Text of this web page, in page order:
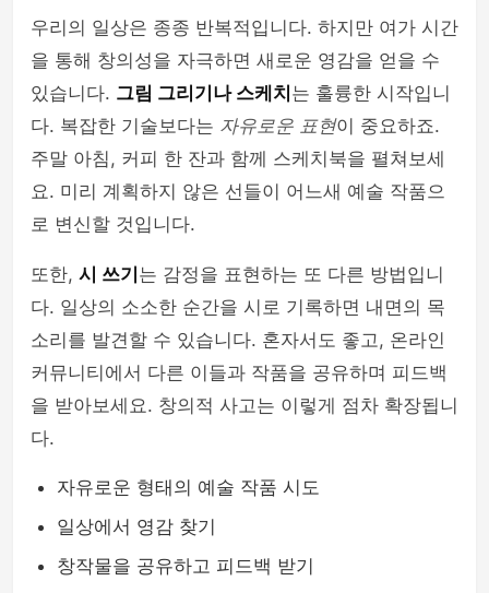
우리의 일상은 종종 반복적입니다. 하지만 여가 시간
을 통해 창의성을 자극하면 새로운 영감을 얻을 수
있습니다. 그림 그리기나 스케치 는 훌륭한 시작입니
다. 복잡한 기술보다는 자유로운 표현이 중요하죠.
주말 아침, 커피 한 잔과 함께 스케치북을 펼쳐보세
요. 미리 계획하지 않은 선들이 어느새 예술 작품으
로 변신할 것입니다.
또한, 시 쓰기 는 감정을 표현하는 또 다른 방법입니
다. 일상의 소소한 순간을 시로 기록하면 내면의 목
소리를 발견할 수 있습니다. 혼자서도 좋고, 온라인
커뮤니티에서 다른 이들과 작품을 공유하며 피드백
을 받아보세요. 창의적 사고는 이렇게 점차 확장됩니
다.
자유로운 형태의 예술 작품 시도
일상에서 영감 찾기
창작물을 공유하고 피드백 받기